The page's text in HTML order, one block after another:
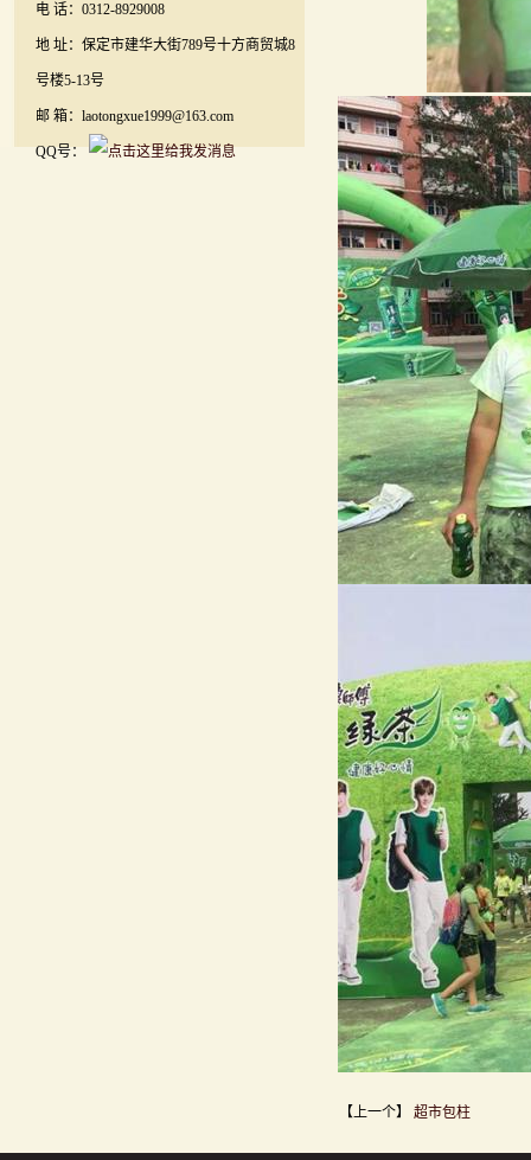
电 话：0312-8929008
地 址：保定市建华大街789号十方商贸城8
号楼5-13号
邮 箱：laotongxue1999@163.com
QQ号：
【上一个】 超市包柱